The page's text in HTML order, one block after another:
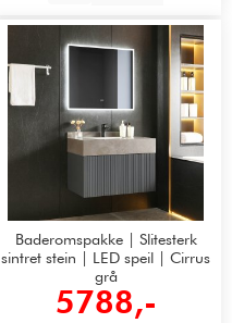
Baderomspakke | Slitesterk
sintret stein | LED speil | Cirrus
grå
5788,-